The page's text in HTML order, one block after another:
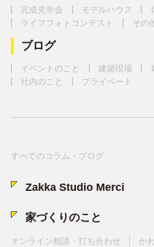
完成見学会 モデルハウス
ライフフォトコンテスト
その
ブログ
イベントのこと 建築現場
社内のこと
プライベート
すべてのコラム・ブログ
Zakka Studio Merci
家づくりのこと
オンライン相談・打ち合わせ
か